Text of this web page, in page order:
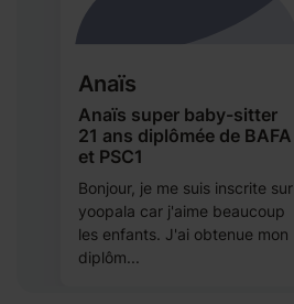
Anaïs
Anaïs super baby-sitter
21 ans diplômée de BAFA
et PSC1
Bonjour, je me suis inscrite sur
yoopala car j'aime beaucoup
les enfants. J'ai obtenue mon
diplôm...